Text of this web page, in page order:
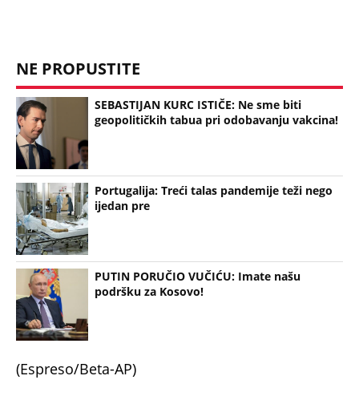
NE PROPUSTITE
SEBASTIJAN KURC ISTIČE: Ne sme biti
geopolitičkih tabua pri odobavanju vakcina!
Portugalija: Treći talas pandemije teži nego
ijedan pre
PUTIN PORUČIO VUČIĆU: Imate našu
podršku za Kosovo!
(Espreso/Beta-AP)